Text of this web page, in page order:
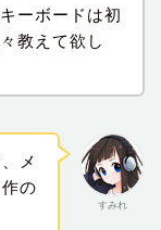
ーボードは初
教えて欲し
すみれ
メ
の